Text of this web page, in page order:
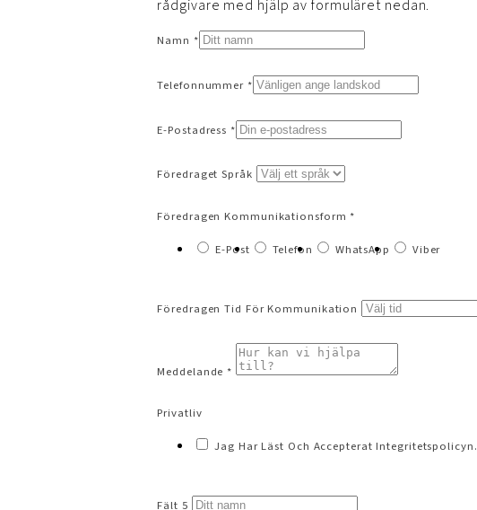
rådgivare med hjälp av formuläret nedan.
Namn *
Telefonnummer *
E-Postadress *
Föredraget Språk
Föredragen Kommunikationsform *
E-Post Telefon WhatsApp Viber
Föredragen Tid För Kommunikation
Meddelande *
Privatliv
Jag Har Läst Och Accepterat Integritetspolicyn.
Fält 5